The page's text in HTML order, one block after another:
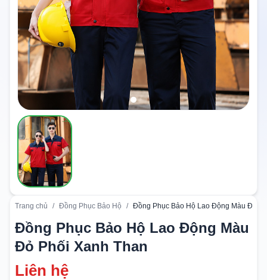
Trang chủ / Đồng Phục Bảo Hộ / Đồng Phục Bảo Hộ Lao Động Màu Đỏ
Đồng Phục Bảo Hộ Lao Động Màu
Đỏ Phối Xanh Than
Liên hệ